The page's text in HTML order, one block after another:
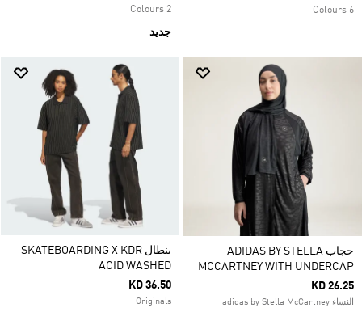
6 Colours
2 Colours
جديد
حجاب ADIDAS BY STELLA
MCCARTNEY WITH UNDERCAP
KD 26.25
النساء adidas by Stella McCartney
بنطال SKATEBOARDING X KDR
ACID WASHED
KD 36.50
Originals